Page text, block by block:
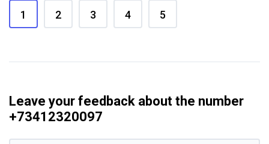
1 2 3 4 5
Leave your feedback about the number
+73412320097